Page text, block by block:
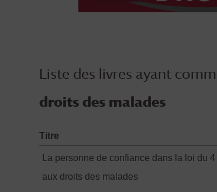
Liste des livres ayant
droits des malades
Titre
La personne de confiance dans la loi du 4
aux droits des malades